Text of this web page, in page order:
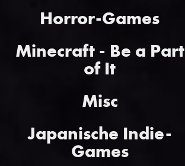
Horror-Games
Minecraft - Be a Part
of It
Misc
Japanische Indie-
Games